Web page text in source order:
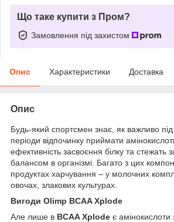
Що таке купити з Пром?
Замовлення під захистом
Опис Характеристики Доставка
Опис
Будь-який спортсмен знає, як важливо
періоди відпочинку приймати
ефективність засвоєння білку та стежать
балансом в організмі. Багато з цих
продуктах харчування – у молочних
овочах, злакових культурах.
Вигоди Olimp BCAA Xplode
Але лише в BCAA Xplode є